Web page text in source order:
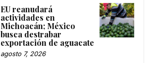
EU reanudará
actividades en
Michoacán; México
busca destrabar
exportación de aguacate
agosto 7, 2026